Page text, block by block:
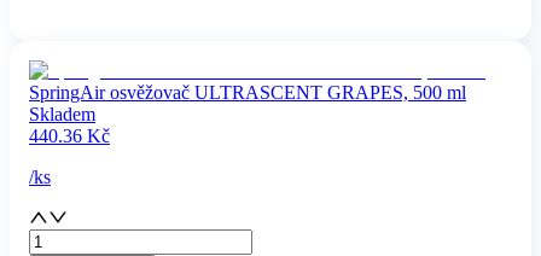
SpringAir osvěžovač ULTRASCENT GRAPES, 500 ml
Skladem
440.36 Kč
/ks